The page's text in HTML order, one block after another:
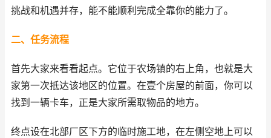
挑战和机遇并存，能不能顺利完成全靠你的能力了。
二、任务流程
首先大家来看看起点。它位于农场镇的右上角，也就是大
家第一次抵达该地区的位置。在壹个房屋的前面，你可以
找到一辆卡车，正是大家所需取物品的地方。
终点设在北部厂区下方的临时施工地，在左侧空地上可以